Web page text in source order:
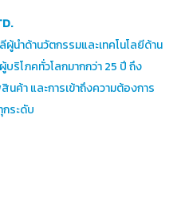
นำด้านวัตกรรมและเทคโนโลยีด้าน
ริโภคทั่วโลกมากกว่า 25 ปี ถึง
ค้า และการเข้าถึงความต้องการ
ระดับ